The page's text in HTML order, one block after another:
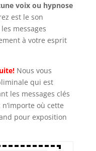
voix ou hypnose
est le son
messages
à votre esprit
Nous vous
qui est
les messages clés
où cette
pour exposition